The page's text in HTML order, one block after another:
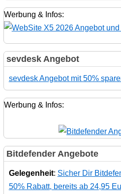
Werbung & Infos:
sevdesk Angebot
sevdesk Angebot mit 50%
Werbung & Infos:
Bitdefender Angebote
Gelegenheit: Sicher Dir
50% Rabatt, bereits ab 24,95